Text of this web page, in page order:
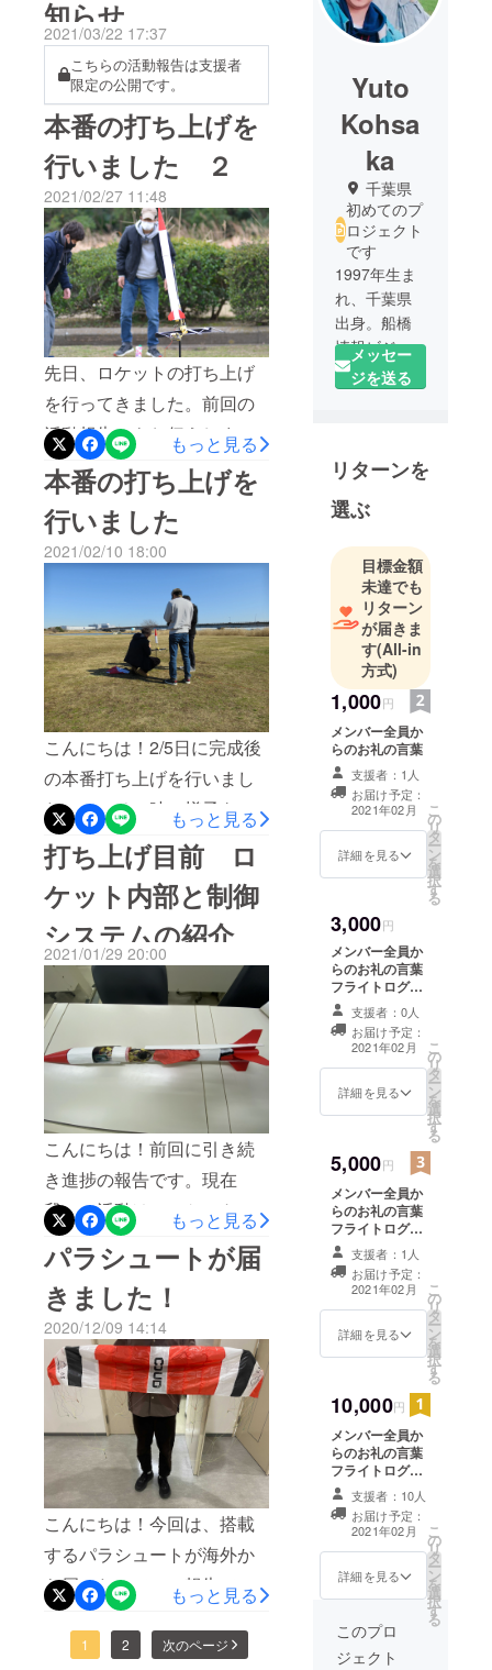
知らせ
2021/03/22 17:37
こちらの活動報告は支援者
限定の公開です。
本番の打ち上げを
行いました ２
2021/02/27 11:48
先日、ロケットの打ち上げ
を行ってきました。前回の
活動報告でもお伝えしまし
たが、完成した制御装置は
度重なる落下の衝撃で壊れ
てしまったため、今回は小
型カメラのみを搭載しての
打ち上げでした。この打ち
上げをもってこのプロジェ
クトの打ち上げは最終で
す。ただいま、ご支援いた
だいた皆様へのリターンを
誠意制作中です。リターン
の送信は３月中旬を目標に
しております。本来２月に
お送りする予定でしたが、
遅れてしまい申し訳ござい
ません。リターン送信ま
で、今しばらくお待ちくだ
さい。
もっと見る
本番の打ち上げを
行いました
2021/02/10 18:00
こんにちは！2/5日に完成後
の本番打ち上げを行いまし
たので、その時の様子をお
伝えいたします。撮影機材
の画角チェックや発射の手
順を前日に確認し、学校関
係者の方も見学にいらっ
しゃっている中、打ち上げ
を行いました。各自、準備
を進めています。制御シス
テムも載せました。メン
バーに見守られながらつい
に発射の瞬間です。前回の
打ち上げ時は、制御装置が
中で動き回りバランスを崩
してすぐに墜落してしまい
ましたが、今回はバランス
を保ってまっすぐ打ちあが
りました！しかし、推力が
足りず目標高度まで届かず
に落下、パラシュートが開
くまでの時間もなく地面に
たたきつけられました。予
定していた重量よりオー
バーしてしまったのが原因
と考えています。そして、
度重なる墜落時の衝撃の影
響で、制御システムが意図
しない動きをするようにな
り、最後には起動しなくな
もっと見る
打ち上げ目前 ロ
ケット内部と制御
システムの紹介
2021/01/29 20:00
こんにちは！前回に引き続
き進捗の報告です。現在
我々の活動は、ロケット外
形と搭載する制御システム
ともに完成して、打ち上げ
のタイミングを待つのみと
なりました！そこで今回
は、模型を使っての内部紹
介と、制御システムの紹介
です。イメージが湧きやす
いようにロケットを半分に
した模型に無理やり搭載物
を詰め込んでいます笑ロ
ケットは打ち上げから数秒
が経つとエンジンの逆噴射
によって二つに分裂して、
パラシュートで降りてきま
もっと見る
パラシュートが届
きました！
2020/12/09 14:14
こんにちは！今回は、搭載
するパラシュートが海外か
ら届いたので、ご報告で
す。開発中のロケットは、
上空で開いたパラシュート
もっと見る
1 2 次のページ
Yuto
Kohsa
ka
千葉県
初めてのプ
ロジェクト
です
1997年生ま
れ、千葉県
出身。船橋
情報ビジネ
ス専門学校
在学中。サ
プログラミ
バ構築、
クなどを勉
強。現在、
電子工作を
独学で勉強
中。2019年5
月に立ち上
げた「TEAM
TACHIBANA
」では、紙
やプラス
チックが材
料のモデル
ロケットを
誠意制作
シュートを
制御して、
打ち上げ地
点に帰って
くるロケッ
トの開発を
目標にし活
動しており
ます。
メッセー
ジを送る
リターンを
選ぶ
目標金額
未達でも
リターン
が届きま
す(All-in
方式)
1,000円
メンバー全員か
らのお礼の言葉
支援者：1人
お届け予定：
2021年02月
詳細を見る
こ
の
リ
タ
ー
ン
を
選
択
す
る
3,000円
メンバー全員か
らのお礼の言葉
フライトログか
ら作成した資料
支援者：0人
お届け予定：
2021年02月
詳細を見る
こ
の
リ
タ
ー
ン
を
選
択
す
る
5,000円
メンバー全員か
らのお礼の言葉
フライトログか
ら作成した資料
打ち上げ時の限
定動画
支援者：1人
お届け予定：
2021年02月
詳細を見る
こ
の
リ
タ
ー
ン
を
選
択
す
る
10,000円
メンバー全員か
らのお礼の言葉
フライトログか
ら作成した資料
打ち上げ時の限
定動画 ロケット
に搭載したカメ
ラによる動画
支援者：10人
お届け予定：
2021年02月
詳細を見る
こ
の
リ
タ
ー
ン
を
選
択
す
る
このプロ
ジェクト